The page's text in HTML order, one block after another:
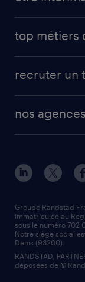
top métiers
recruter un
nos agences
Groupe Randstad
immatriculée au
sous le numéro 702
Notre siège social
Denis (93200).
RANDSTAD,
déposées de ©